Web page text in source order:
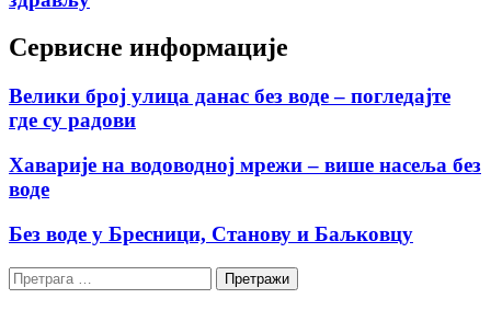
Сервисне информације
Велики број улица данас без воде – погледајте
где су радови
Хаварије на водоводној мрежи – више насеља без
воде
Без воде у Бресници, Станову и Баљковцу
Претрага
за: